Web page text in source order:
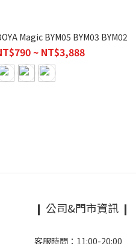
BOYA Magic BYM05 BYM03 BYM02
~ NT$3,888
❙ 公司&門市資訊 ❙
客服時間：11:00-20:00